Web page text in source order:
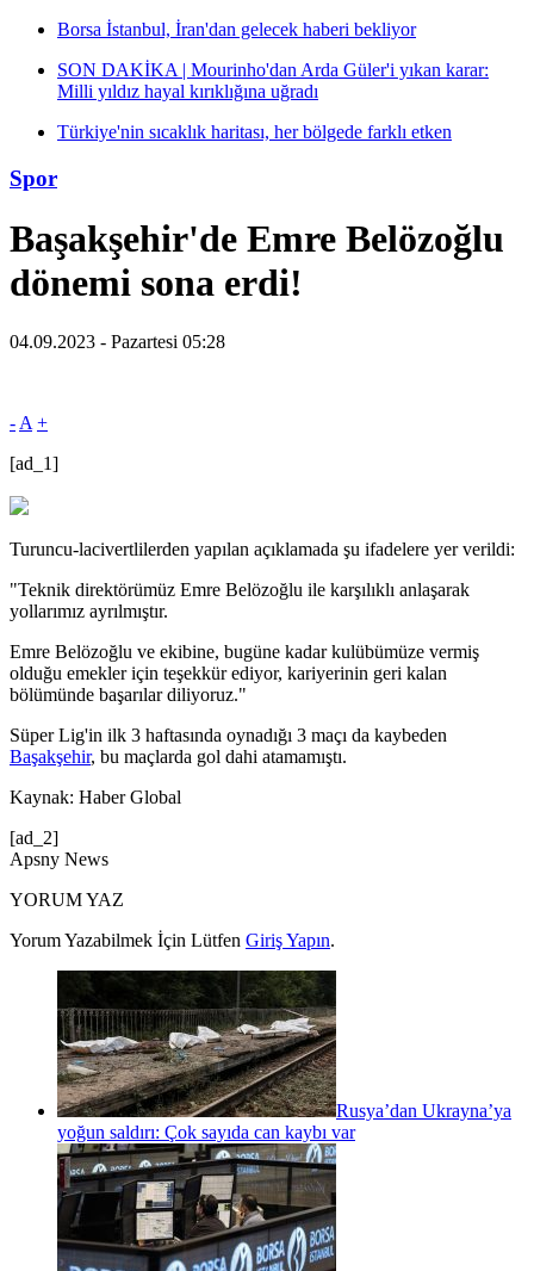
Borsa İstanbul, İran'dan gelecek haberi bekliyor
SON DAKİKA | Mourinho'dan Arda Güler'i yıkan karar:
Milli yıldız hayal kırıklığına uğradı
Türkiye'nin sıcaklık haritası, her bölgede farklı etken
Spor
Başakşehir'de Emre Belözoğlu
dönemi sona erdi!
04.09.2023 - Pazartesi 05:28
- A +
[ad_1]
Turuncu-lacivertlilerden yapılan açıklamada şu ifadelere yer verildi:
"Teknik direktörümüz Emre Belözoğlu ile karşılıklı anlaşarak
yollarımız ayrılmıştır.
Emre Belözoğlu ve ekibine, bugüne kadar kulübümüze vermiş
olduğu emekler için teşekkür ediyor, kariyerinin geri kalan
bölümünde başarılar diliyoruz."
Süper Lig'in ilk 3 haftasında oynadığı 3 maçı da kaybeden
Başakşehir, bu maçlarda gol dahi atamamıştı.
Kaynak: Haber Global
[ad_2]
Apsny News
YORUM YAZ
Yorum Yazabilmek İçin Lütfen Giriş Yapın.
Rusya’dan Ukrayna’ya
yoğun saldırı: Çok sayıda can kaybı var